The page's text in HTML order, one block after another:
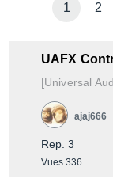
1 2
UAFX
[Universal
Rep. 3
Vues 336
ajaj666